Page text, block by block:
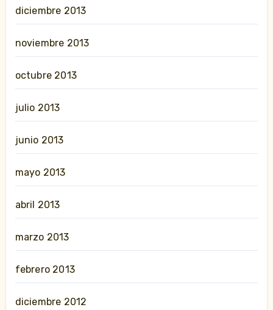
diciembre 2013
noviembre 2013
octubre 2013
julio 2013
junio 2013
mayo 2013
abril 2013
marzo 2013
febrero 2013
diciembre 2012